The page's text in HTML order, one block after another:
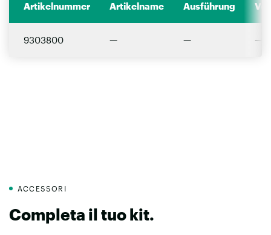
Artikelnummer Artikelname Ausführung
9303800 — — —
ACCESSORI
Completa il tuo kit.